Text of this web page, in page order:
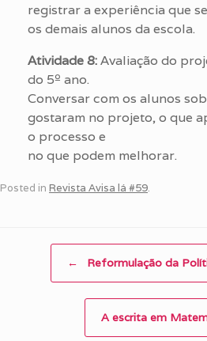
registrar a experiência que
os demais alunos da escola.
Atividade 8:Avaliação do
do 5º ano.
Conversar com os alunos
gostaram no projeto, o que
o processo e
no que podem melhorar.
Posted in Revista Avisa lá #59.
← Reformulação da
A escrita em